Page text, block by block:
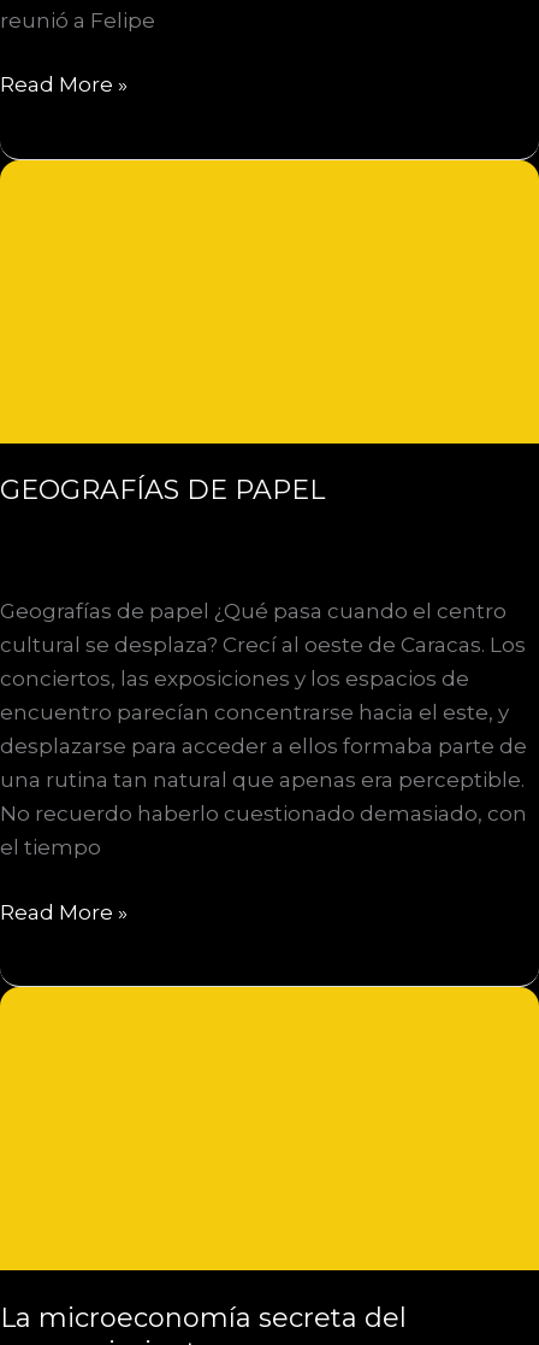
reunió a Felipe
Qué
habló
en
Read More »
GEOGRAFÍAS DE PAPEL
Geografías de papel ¿Qué pasa cuando el centro
cultural se desplaza? Crecí al oeste de Caracas. Los
conciertos, las exposiciones y los espacios de
encuentro parecían concentrarse hacia el este, y
desplazarse para acceder a ellos formaba parte de
una rutina tan natural que apenas era perceptible.
No recuerdo haberlo cuestionado demasiado, con
el tiempo
GEOGRAFÍAS
PAPEL
Read More »
La microeconomía secreta del